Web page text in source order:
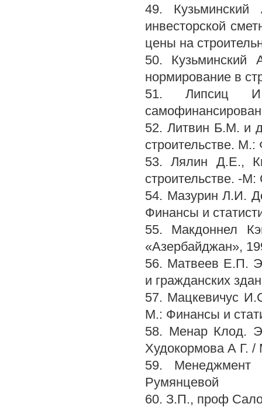
49.
инвесторской
цены на
50. Кузьминский
нормирование в
51. Липсиц
52. Литвин Б.М. и
строительстве. М.:
53. Лялин Д.Е.,
строительстве. -М:
54. Мазурин Л.И.
Финансы и
55. Макдоннел
«Азербайджан»,
56. Матвеев Е.П.
и гражданских
57. Мацкевичус
М.: Финансы и
58. Менар Клод.
Худокормова А Г.
59. Менеджмент
Румянцевой
60. З.П., проф